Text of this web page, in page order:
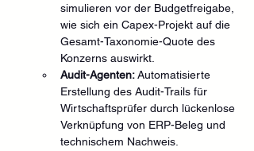
simulieren vor der Budgetfreigabe,
wie sich ein Capex-Projekt auf die
Gesamt-Taxonomie-Quote des
Konzerns auswirkt.
Audit-Agenten: Automatisierte
Erstellung des Audit-Trails für
Wirtschaftsprüfer durch lückenlose
Verknüpfung von ERP-Beleg und
technischem Nachweis.